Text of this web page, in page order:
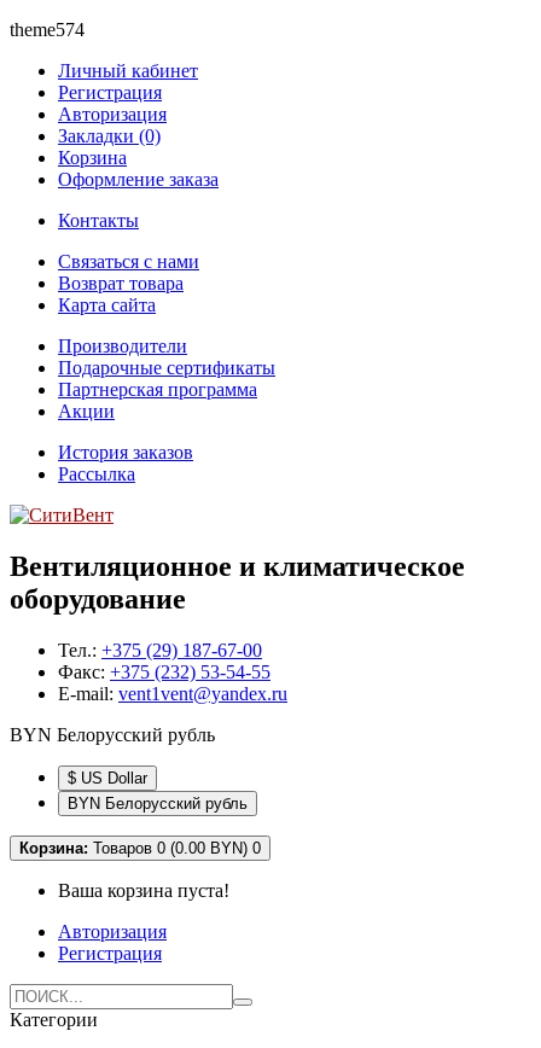
theme574
Личный кабинет
Регистрация
Авторизация
Закладки (0)
Корзина
Оформление заказа
Контакты
Связаться с нами
Возврат товара
Карта сайта
Производители
Подарочные сертификаты
Партнерская программа
Акции
История заказов
Рассылка
Вентиляционное и климатическое
оборудование
Тел.: +375 (29) 187-67-00
Факс: +375 (232) 53-54-55
E-mail: vent1vent@yandex.ru
BYN Белорусский рубль
$ US Dollar
BYN Белорусский рубль
Корзина: Товаров 0 (0.00 BYN) 0
Ваша корзина пуста!
Авторизация
Регистрация
Категории